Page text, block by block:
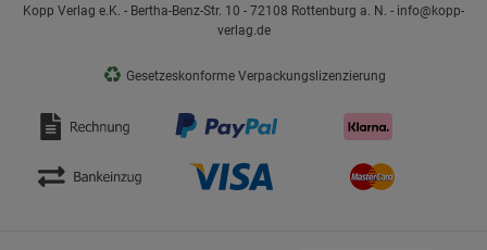
Kopp Verlag e.K. - Bertha-Benz-Str. 10 - 72108 Rottenburg a. N. - info@kopp-
verlag.de
♻ Gesetzeskonforme Verpackungslizenzierung